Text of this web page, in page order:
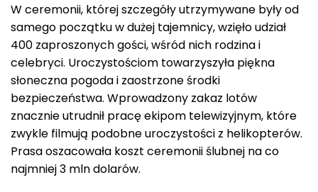
W ceremonii, której szczegóły utrzymywane były od
samego początku w dużej tajemnicy, wzięło udział
400 zaproszonych gości, wśród nich rodzina i
celebryci. Uroczystościom towarzyszyła piękna
słoneczna pogoda i zaostrzone środki
bezpieczeństwa. Wprowadzony zakaz lotów
znacznie utrudnił pracę ekipom telewizyjnym, które
zwykle filmują podobne uroczystości z helikopterów.
Prasa oszacowała koszt ceremonii ślubnej na co
najmniej 3 mln dolarów.